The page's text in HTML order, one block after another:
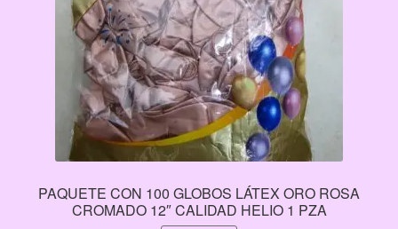
PAQUETE CON 100 GLOBOS LÁTEX ORO ROSA
CROMADO 12″ CALIDAD HELIO 1 PZA